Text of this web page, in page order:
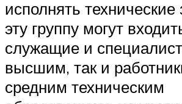
исполнять
эту группу могут
служащие и
высшим, так и
средним техническим